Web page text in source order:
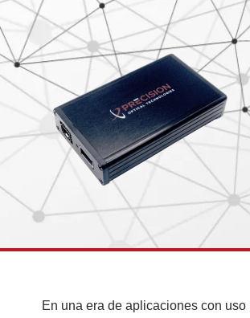
En una era de aplicaciones con uso